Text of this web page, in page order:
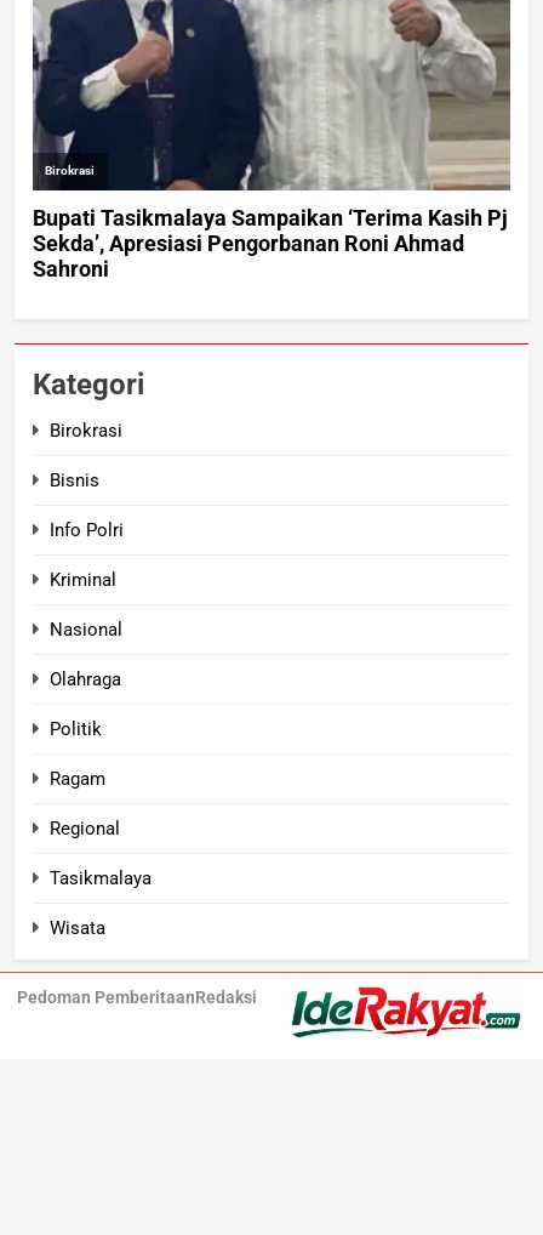
Kategori
Birokrasi
Bisnis
Info Polri
Kriminal
Nasional
Olahraga
Politik
Ragam
Regional
Tasikmalaya
Wisata
Pedoman PemberitaanRedaksi